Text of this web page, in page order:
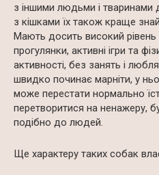
з іншими людьми і тваринами
з кішками їх також краще
Мають досить високий рівень
прогулянки, активні ігри та
активності, без занять і
швидко починає марніти, у
може перестати нормально
перетворитися на ненажеру,
подібно до людей.
Ще характеру таких собак